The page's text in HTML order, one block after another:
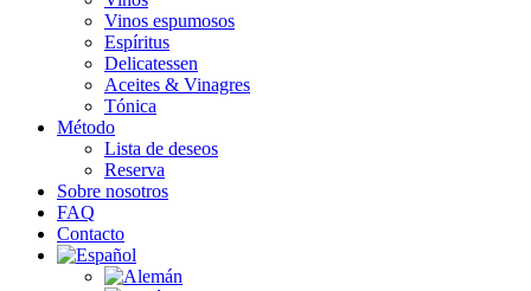
Vinos espumosos
Espíritus
Delicatessen
Aceites & Vinagres
Tónica
Método
Lista de deseos
Reserva
Sobre nosotros
FAQ
Contacto